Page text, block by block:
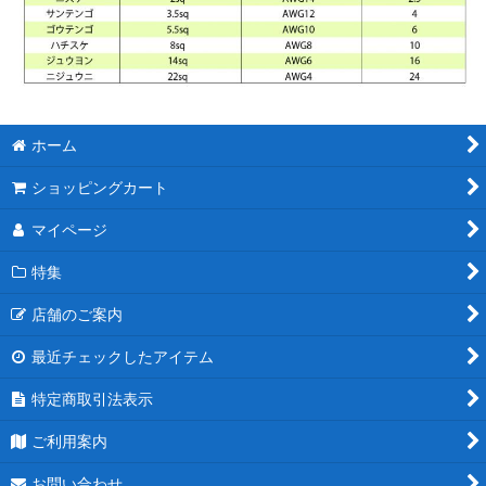
ホーム
ショッピングカート
マイページ
特集
店舗のご案内
最近チェックしたアイテム
特定商取引法表示
ご利用案内